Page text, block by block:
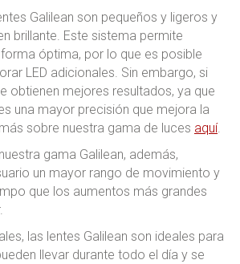
Galilean son pequeños y ligeros y
brillante. Este sistema permite
óptima, por lo que es posible
LED adicionales. Sin embargo, si
obtienen mejores resultados, ya que
una mayor precisión que mejora la
sobre nuestra gama de luces aquí.
gama Galilean, además,
un mayor rango de movimiento y
que los aumentos más grandes
las lentes Galilean son ideales para
llevar durante todo el día y se